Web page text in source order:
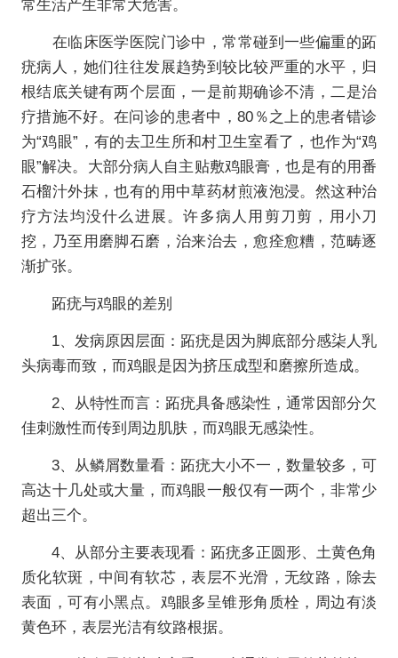
常生活产生非常大危害。
在临床医学医院门诊中，常常碰到一些偏重的跖
疣病人，她们往往发展趋势到较比较严重的水平，归
根结底关键有两个层面，一是前期确诊不清，二是治
疗措施不好。在问诊的患者中，80％之上的患者错诊
为“鸡眼”，有的去卫生所和村卫生室看了，也作为“鸡
眼”解决。大部分病人自主贴敷鸡眼膏，也是有的用番
石榴汁外抹，也有的用中草药材煎液泡浸。然这种治
疗方法均没什么进展。许多病人用剪刀剪，用小刀
挖，乃至用磨脚石磨，治来治去，愈痊愈糟，范畴逐
渐扩张。
跖疣与鸡眼的差别
1、发病原因层面：跖疣是因为脚底部分感柒人乳
头病毒而致，而鸡眼是因为挤压成型和磨擦所造成。
2、从特性而言：跖疣具备感染性，通常因部分欠
佳刺激性而传到周边肌肤，而鸡眼无感染性。
3、从鳞屑数量看：跖疣大小不一，数量较多，可
高达十几处或大量，而鸡眼一般仅有一两个，非常少
超出三个。
4、从部分主要表现看：跖疣多正圆形、土黄色角
质化软斑，中间有软芯，表层不光滑，无纹路，除去
表面，可有小黑点。鸡眼多呈锥形角质栓，周边有淡
黄色环，表层光洁有纹路根据。